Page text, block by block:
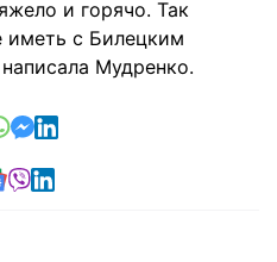
и горячо. Так
иметь с Билецким
Мудренко.
в Telegram
в Facebook
в Xв Viber
отправить в Whatsapp
отправить в Messenger
отправить в LinkedIn
в Telegram
в Facebook
в X
Читайте в Google news
Читайте в Viber
Читайте в LinkedIn